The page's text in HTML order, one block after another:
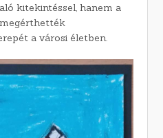
kitekintéssel, hanem a
a városi életben.